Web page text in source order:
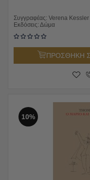
Συγγραφέας: Verena Kessler
Εκδόσεις: Δώμα
ΠΡΟΣΘΗΚΗ
10%